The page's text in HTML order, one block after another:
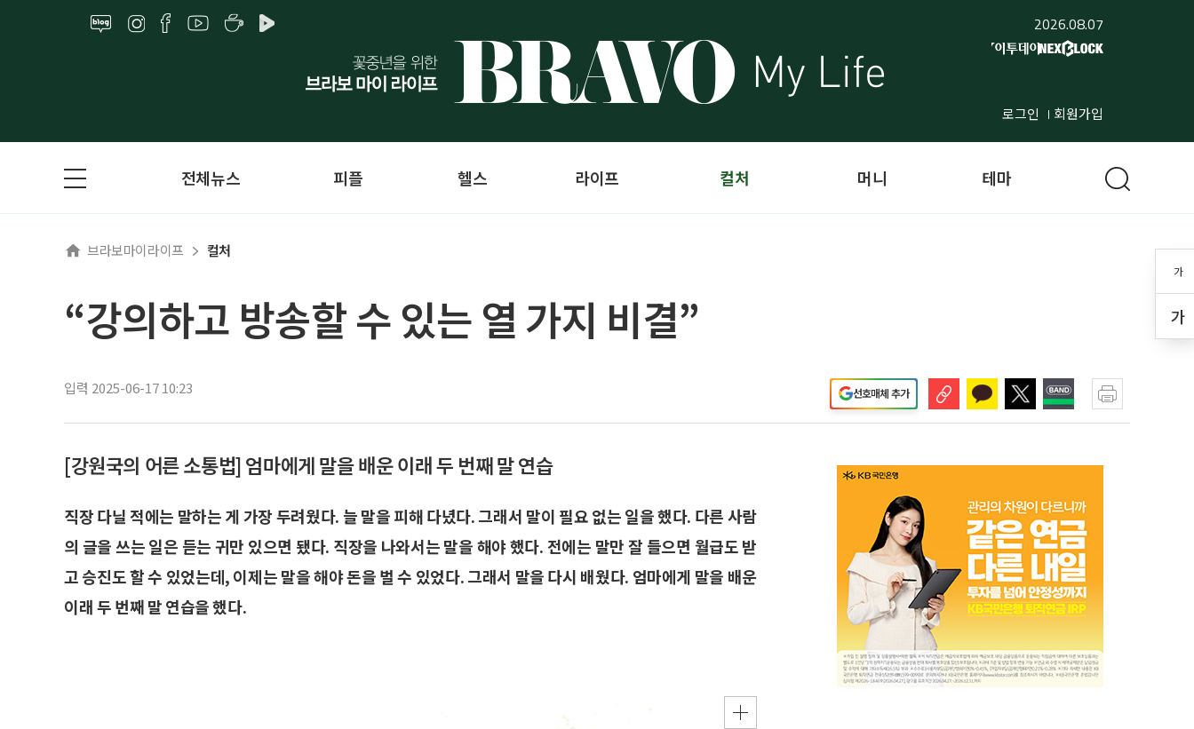
2026.08.07
로그인 회원가입
가
가
전체뉴스 피플 헬스 라이프 컬처 머니 테마
브라보마이라이프 컬처
“강의하고 방송할 수 있는 열 가지 비결”
입력 2025-06-17 10:23 선호매체 추가
[강원국의 어른 소통법] 엄마에게 말을 배운 이래 두 번째 말 연습
직장 다닐 적에는 말하는 게 가장 두려웠다. 늘 말을 피해 다녔다. 그래서 말이 필요 없는 일을 했다. 다른 사람
의 글을 쓰는 일은 듣는 귀만 있으면 됐다. 직장을 나와서는 말을 해야 했다. 전에는 말만 잘 들으면 월급도 받
고 승진도 할 수 있었는데, 이제는 말을 해야 돈을 벌 수 있었다. 그래서 말을 다시 배웠다. 엄마에게 말을 배운
이래 두 번째 말 연습을 했다.